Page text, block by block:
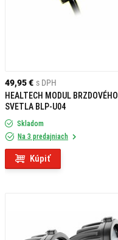
49,95 € s DPH
HEALTECH MODUL BRZDOVÉHO
SVETLA BLP-U04
Skladom
Na 3 predajniach
Kúpiť